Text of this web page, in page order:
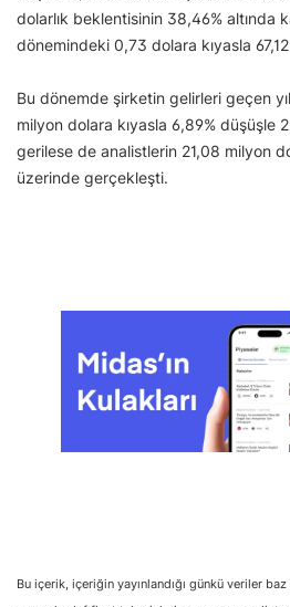
dolarlık beklentisinin 38,46% altında
dönemindeki 0,73 dolara kıyasla
Bu dönemde şirketin gelirleri geçen
milyon dolara kıyasla 6,89% düşüşle
gerilese de analistlerin 21,08 milyon
üzerinde gerçekleşti.
Bu içerik, içeriğin yayınlandığı günkü veriler baz